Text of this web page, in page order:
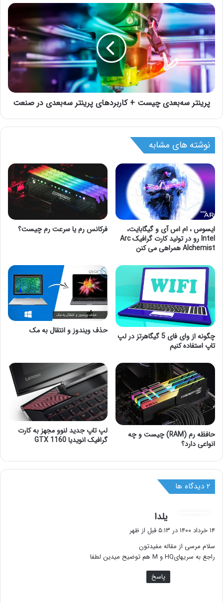
پرینتر سه‌بعدی چیست + کاربردهای پرینتر سه‌بعدی در صنعت
نوشته های مشابه
ایسوس ، ام اس آی و گیگابایت،
Intel رو در تولید کارت گرافیک Arc
Alchemist همراهی می کنن
فرکانس رم یا سرعت رم چیست؟
چگونه از وای فای 5 گیگاهرتز در لپ
تاپ استفاده کنیم
حذف ویندوز و انتقال به مک
حافظه رم (RAM) چیست و چه
انواعی دارد؟
لپ تاپ جدید لنوو مجهز به کارت
گرافیک انویدیا GTX 1160
‫۲ دیدگاه ها
یلدا
ف
ت
:
۱۴ خرداد ۱۴۰۰ در ۵:۱۳ قبل از ظهر
سلام مرسی از مقاله مفیدتون
راجع به سریهایHQ و M هم توضیح میدین لطفا
پاسخ